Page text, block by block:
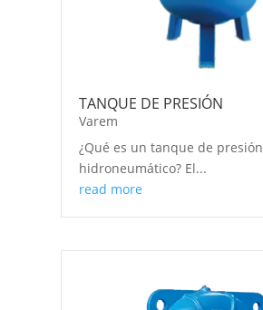
TANQUE DE PRESIÓN
Varem
¿Qué es un tanque de presión
hidroneumático? El...
read more